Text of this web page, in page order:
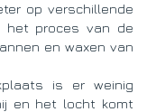
op verschillende
het proces van de
en waxen van
is er weinig
en het locht komt